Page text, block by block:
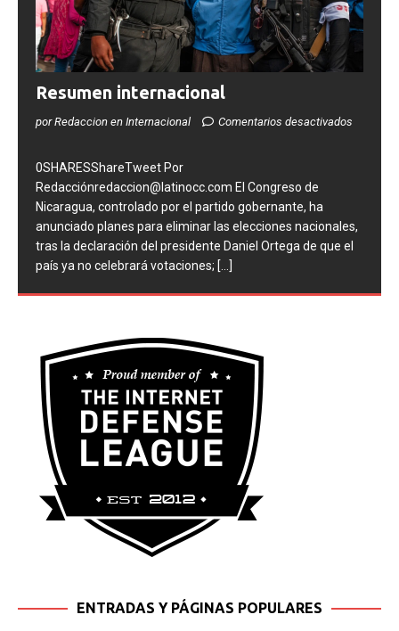
Resumen internacional
0SHARESShareTweet Por
Redacciónredaccion@latinocc.com El Congreso de
Nicaragua, controlado por el partido gobernante, ha
anunciado planes para eliminar las elecciones nacionales,
tras la declaración del presidente Daniel Ortega de que el
país ya no celebrará votaciones; [...]